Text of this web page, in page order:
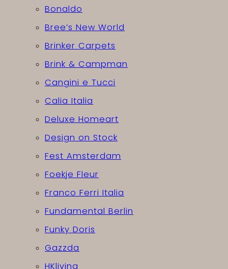
Bonaldo
Bree’s New World
Brinker Carpets
Brink & Campman
Cangini e Tucci
Calia Italia
Deluxe Homeart
Design on Stock
Fest Amsterdam
Foekje Fleur
Franco Ferri Italia
Fundamental Berlin
Funky Doris
Gazzda
HKliving